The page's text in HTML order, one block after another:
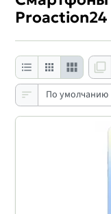
Proaction24